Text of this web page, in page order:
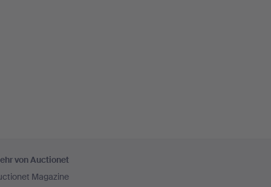
von Auctionet
Magazine